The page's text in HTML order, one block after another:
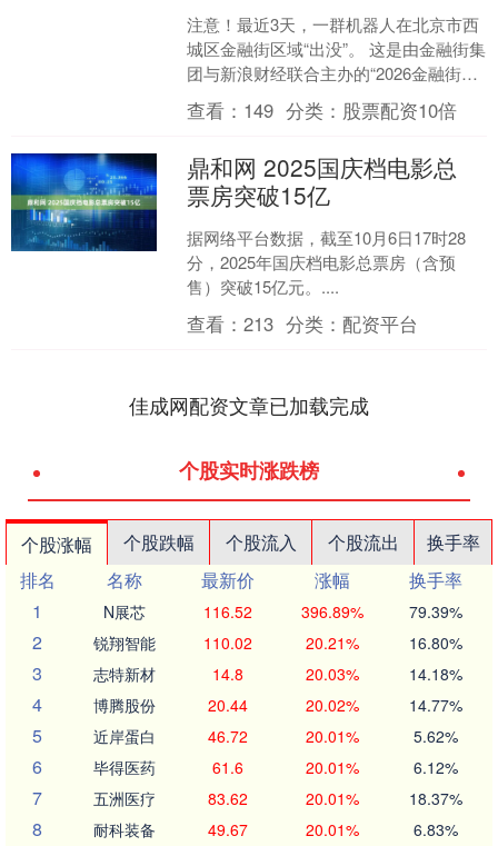
注意！最近3天，一群机器人在北京市西
城区金融街区域“出没”。 这是由金融街集
团与新浪财经联合主办的“2026金融街智
绘春光嘉年华”，活动现场人潮涌动，科
技与烟火....
查看： 149 分类： 股票配资10倍
鼎和网 2025国庆档电影总
票房突破15亿
据网络平台数据，截至10月6日17时28
分，2025年国庆档电影总票房（含预
售）突破15亿元。....
查看：213 分类：配资平台
佳成网配资文章已加载完成
个股实时涨跌榜
个股涨幅 个股跌幅 个股流入 个股流出
换手率
排名
名称 最新价 涨幅
换手率
1
N展芯 116.52 396.89% 79.39%
2 锐翔智能 110.02 20.21% 16.80%
3 志特新材 14.8 20.03% 14.18%
4 博腾股份 20.44 20.02% 14.77%
5 近岸蛋白 46.72 20.01% 5.62%
6 毕得医药 61.6 20.01% 6.12%
7 五洲医疗 83.62 20.01% 18.37%
8 耐科装备 49.67 20.01% 6.83%